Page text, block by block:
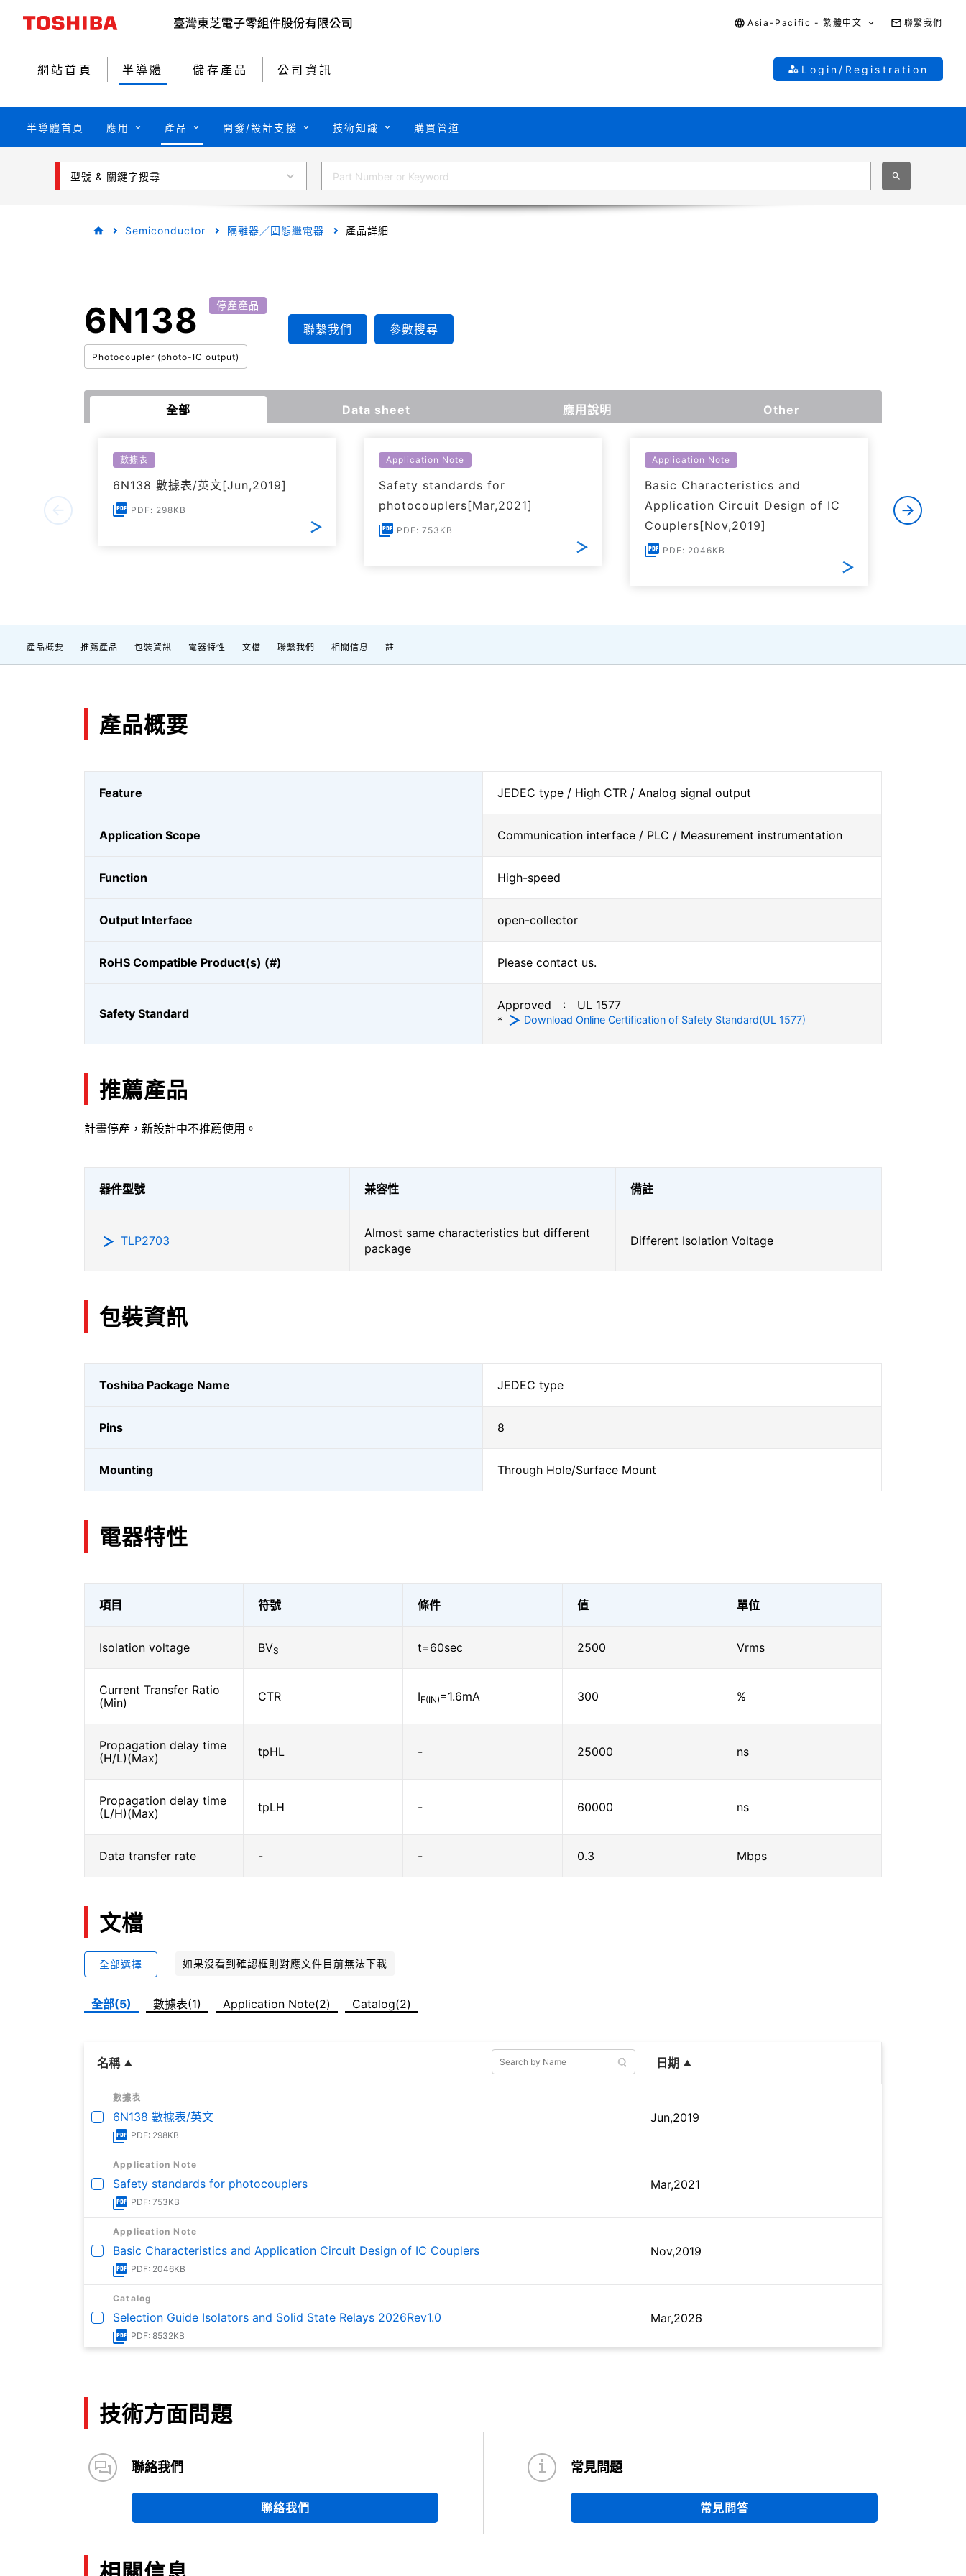
Asia-Pacific - 繁體中文 聯繫我們
網站首頁 半導體 儲存產品 公司資訊 Login/Registration
半導體首頁 應用 產品 開發/設計支援 技術知識 購買管道
型號 & 關鍵字搜尋
Semiconductor 隔離器／固態繼電器 產品詳細
6N138 停產產品
Photocoupler (photo-IC output)
聯繫我們 參數搜尋
全部 Data sheet 應用說明 Other
數據表
6N138 數據表/英文[Jun,2019]
PDF: 298KB
Application Note
Safety standards for
photocouplers[Mar,2021]
PDF: 753KB
Application Note
Basic Characteristics and
Application Circuit Design of IC
Couplers[Nov,2019]
PDF: 2046KB
Solid
產品概要 推薦產品 包裝資訊 電器特性 文檔 聯繫我們 相關信息 註
產品概要
Feature JEDEC type / High CTR / Analog signal output
Application Scope Communication interface / PLC / Measurement instrumentation
Function High-speed
Output Interface open-collector
RoHS Compatible Product(s) (#) Please contact us.
Safety Standard
Approved : UL 1577
* Download Online Certification of Safety Standard(UL 1577)
推薦產品
計畫停產，新設計中不推薦使用。
器件型號 兼容性 備註
TLP2703
Almost same characteristics but different
package
Different Isolation Voltage
包裝資訊
Toshiba Package Name JEDEC type
Pins 8
Mounting Through Hole/Surface Mount
電器特性
項目 符號 條件 值 單位
Isolation voltage BVS t=60sec 2500 Vrms
Current Transfer Ratio
(Min)
CTR IF(IN)=1.6mA 300 %
Propagation delay time
(H/L)(Max)
tpHL - 25000 ns
Propagation delay time
(L/H)(Max)
tpLH - 60000 ns
Data transfer rate - - 0.3 Mbps
文檔
全部選擇 如果沒看到確認框則對應文件目前無法下載
全部(5) 數據表(1) Application Note(2) Catalog(2)
名稱 日期
數據表
6N138 數據表/英文
PDF: 298KB
Jun,2019
Application Note
Safety standards for photocouplers
PDF: 753KB
Mar,2021
Application Note
Basic Characteristics and Application Circuit Design of IC Couplers
PDF: 2046KB
Nov,2019
Catalog
Selection Guide Isolators and Solid State Relays 2026Rev1.0
PDF: 8532KB
Mar,2026
PDF: 2619KB
技術方面問題
聯絡我們
聯絡我們
常見問題
常見問答